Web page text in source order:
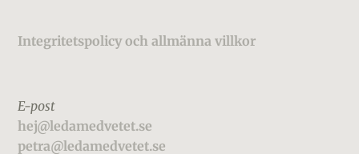
Footer
Integritetspolicy och allmänna villkor
E-post
hej@ledamedvetet.se
petra@ledamedvetet.se